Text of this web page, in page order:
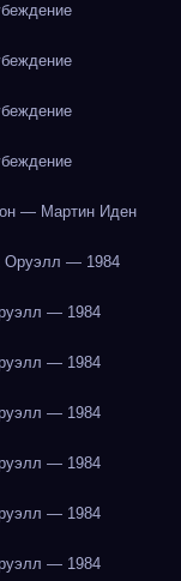
— Мартин Иден
Оруэлл — 1984
— 1984
— 1984
— 1984
— 1984
— 1984
— 1984